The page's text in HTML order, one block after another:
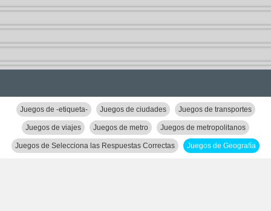
Juegos de -etiqueta- Juegos de ciudades Juegos de transportes
Juegos de viajes Juegos de metro Juegos de metropolitanos
Juegos de Selecciona las Respuestas Correctas Juegos de Geografía